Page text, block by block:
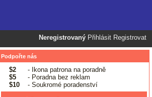
Neregistrovaný Přihlásit Registrovat
Podpořte nás
$2
- Ikona patrona na poradně
$5
- Poradna bez reklam
$10
- Soukromé poradenství